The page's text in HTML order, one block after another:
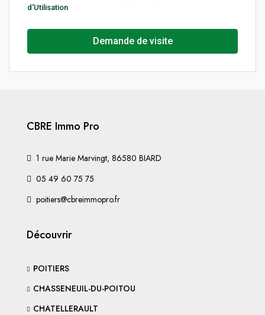
d'Utilisation
Demande de visite
CBRE Immo Pro
1 rue Marie Marvingt, 86580 BIARD
05 49 60 75 75
poitiers@cbreimmopro.fr
Découvrir
POITIERS
CHASSENEUIL-DU-POITOU
CHATELLERAULT